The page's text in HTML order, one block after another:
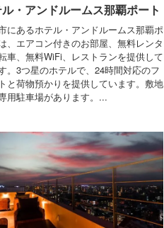
・アンドルームス那覇ポート
にあるホテル・アンドルームス那覇ポ
、エアコン付きのお部屋、無料レンタ
車、無料WiFi、レストランを提供して
。3つ星のホテルで、24時間対応のフ
と荷物預かりを提供しています。敷地
用駐車場があります。...